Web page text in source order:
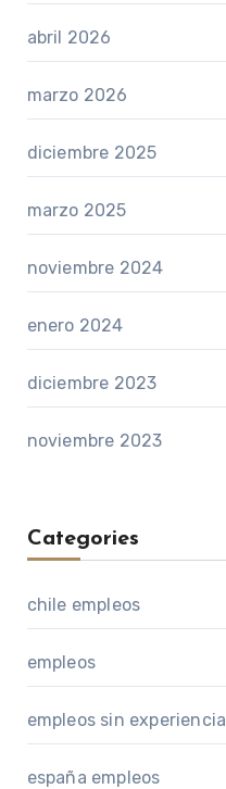
abril 2026
marzo 2026
diciembre 2025
marzo 2025
noviembre 2024
enero 2024
diciembre 2023
noviembre 2023
Categories
chile empleos
empleos
empleos sin experiencia
españa empleos